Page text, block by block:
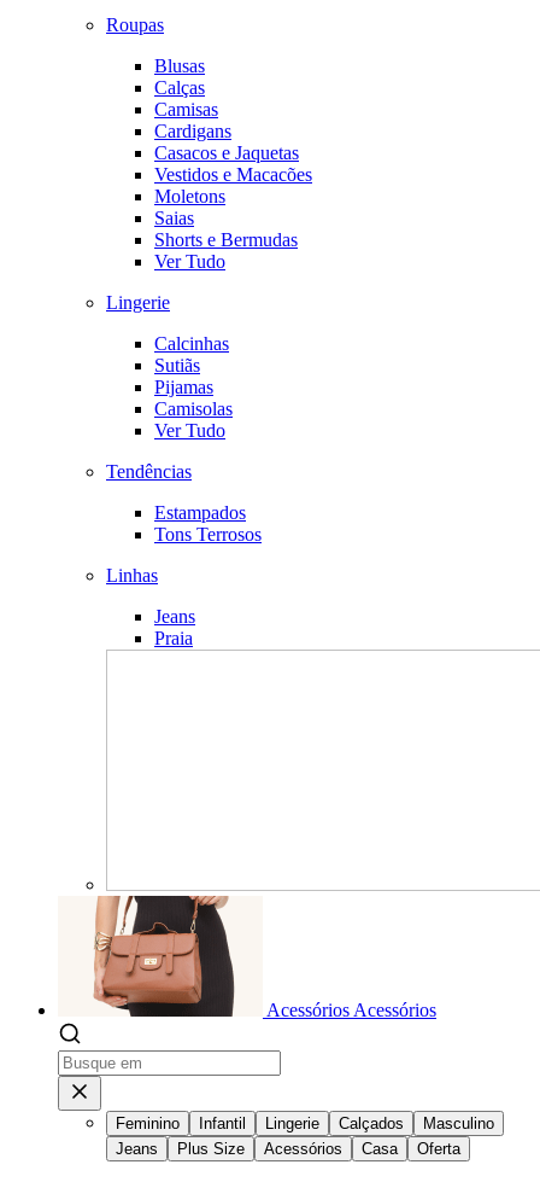
Roupas
Blusas
Calças
Camisas
Cardigans
Casacos e Jaquetas
Vestidos e Macacões
Moletons
Saias
Shorts e Bermudas
Ver Tudo
Lingerie
Calcinhas
Sutiãs
Pijamas
Camisolas
Ver Tudo
Tendências
Estampados
Tons Terrosos
Linhas
Jeans
Praia
Acessórios Acessórios
Feminino Infantil Lingerie Calçados
Masculino
Jeans
Plus Size Acessórios Casa Oferta